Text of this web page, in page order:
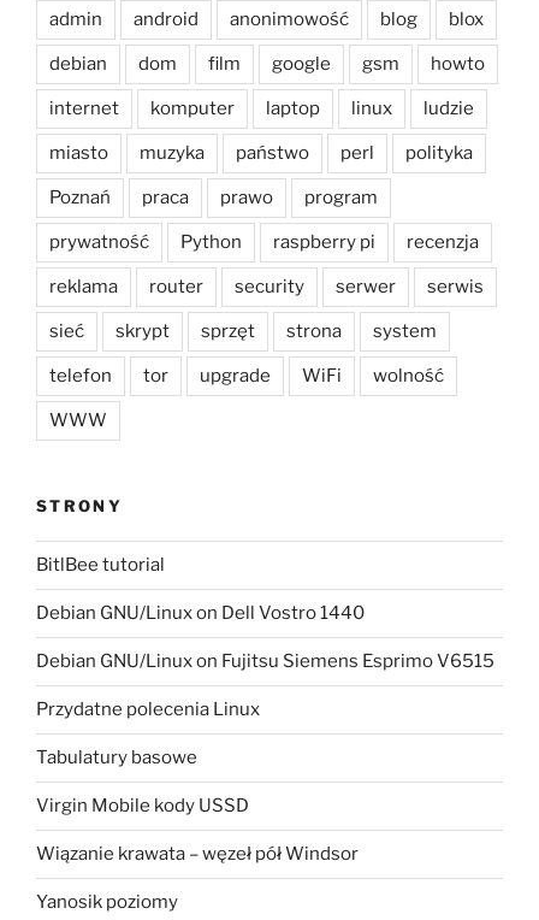
admin android anonimowość blog blox
debian dom film google gsm howto
internet komputer laptop linux ludzie
miasto muzyka państwo perl polityka
Poznań praca prawo program
prywatność Python raspberry pi recenzja
reklama router security serwer serwis
sieć skrypt sprzęt strona system
telefon tor upgrade WiFi wolność
WWW
STRONY
BitlBee tutorial
Debian GNU/Linux on Dell Vostro 1440
Debian GNU/Linux on Fujitsu Siemens Esprimo V6515
Przydatne polecenia Linux
Tabulatury basowe
Virgin Mobile kody USSD
Wiązanie krawata – węzeł pół Windsor
Yanosik poziomy